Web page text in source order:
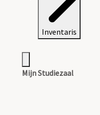
Inventaris
Mijn Studiezaal